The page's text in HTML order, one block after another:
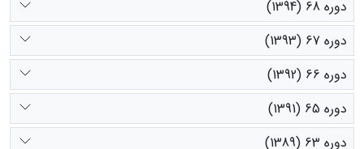
دوره 68 (1394)
دوره 67 (1393)
دوره 66 (1392)
دوره 65 (1391)
دوره 63 (1389)